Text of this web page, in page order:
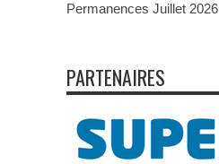
Permanences Juillet 2026
PARTENAIRES